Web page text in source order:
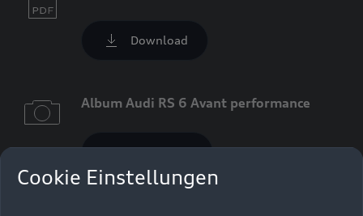
Download
Album Audi RS 6 Avant performance
Album anzeigen
Cookie Einstellungen